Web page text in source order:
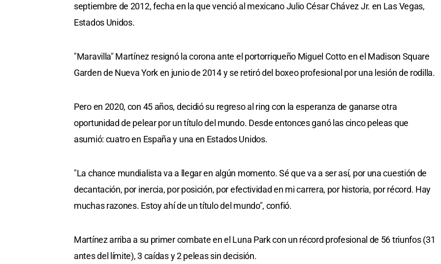
septiembre de 2012, fecha en la que venció al mexicano Julio César Chávez Jr. en Las Vegas,
Estados Unidos.
"Maravilla" Martínez resignó la corona ante el portorriqueño Miguel Cotto en el Madison Square
Garden de Nueva York en junio de 2014 y se retiró del boxeo profesional por una lesión de rodilla.
Pero en 2020, con 45 años, decidió su regreso al ring con la esperanza de ganarse otra
oportunidad de pelear por un título del mundo. Desde entonces ganó las cinco peleas que
asumió: cuatro en España y una en Estados Unidos.
"La chance mundialista va a llegar en algún momento. Sé que va a ser así, por una cuestión de
decantación, por inercia, por posición, por efectividad en mi carrera, por historia, por récord. Hay
muchas razones. Estoy ahí de un título del mundo", confió.
Martínez arriba a su primer combate en el Luna Park con un récord profesional de 56 triunfos (31
antes del límite), 3 caídas y 2 peleas sin decisión.